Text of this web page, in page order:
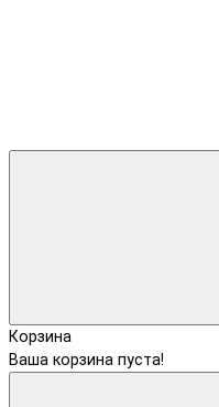
Корзина
Ваша корзина пуста!